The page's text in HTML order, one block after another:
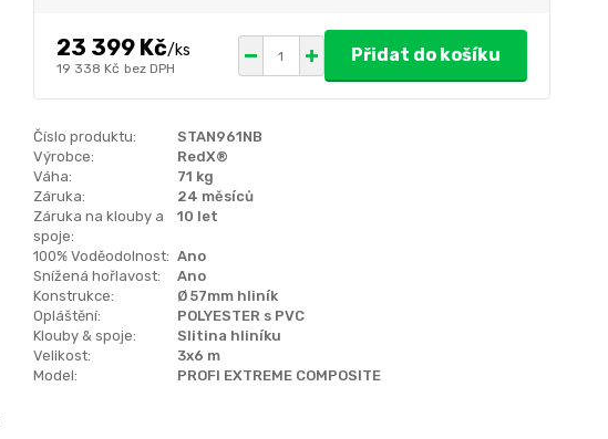
23 399 Kč/ks
19 338 Kč bez DPH
Přidat do košíku
Číslo produktu:
STAN961NB
Výrobce:
RedX®
Váha:
71 kg
Záruka:
24 měsíců
Záruka na klouby a
spoje:
10 let
100% Voděodolnost: Ano
Snížená hořlavost:
Ano
Konstrukce:
Ø 57mm hliník
Opláštění:
POLYESTER s PVC
Klouby & spoje:
Slitina hliníku
Velikost:
3x6 m
Model:
PROFI EXTREME COMPOSITE